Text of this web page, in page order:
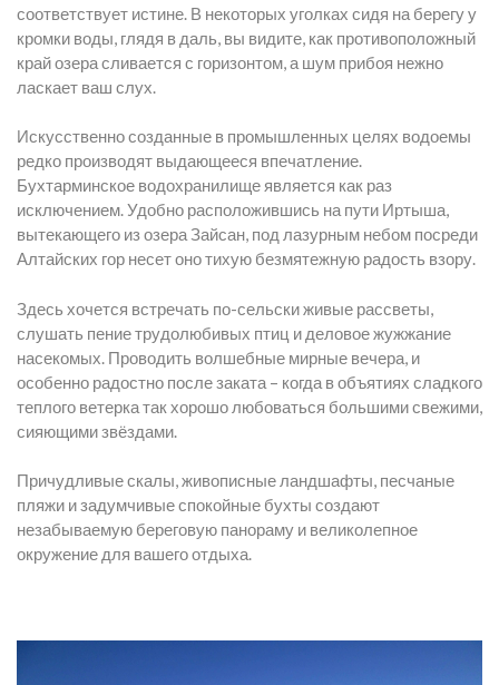
соответствует истине. В некоторых уголках сидя на берегу у
кромки воды, глядя в даль, вы видите, как противоположный
край озера сливается с горизонтом, а шум прибоя нежно
ласкает ваш слух.
Искусственно созданные в промышленных целях водоемы
редко производят выдающееся впечатление.
Бухтарминское водохранилище является как раз
исключением. Удобно расположившись на пути Иртыша,
вытекающего из озера Зайсан, под лазурным небом посреди
Алтайских гор несет оно тихую безмятежную радость взору.
Здесь хочется встречать по-сельски живые рассветы,
слушать пение трудолюбивых птиц и деловое жужжание
насекомых. Проводить волшебные мирные вечера, и
особенно радостно после заката – когда в объятиях сладкого
теплого ветерка так хорошо любоваться большими свежими,
сияющими звёздами.
Причудливые скалы, живописные ландшафты, песчаные
пляжи и задумчивые спокойные бухты создают
незабываемую береговую панораму и великолепное
окружение для вашего отдыха.